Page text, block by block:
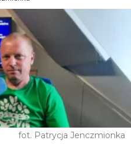
fot. Patrycja Jenczmionka